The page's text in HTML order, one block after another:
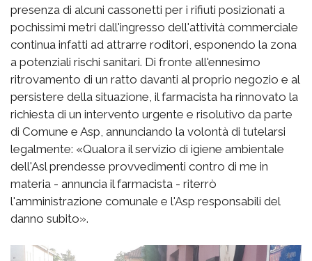
presenza di alcuni cassonetti per i rifiuti posizionati a
pochissimi metri dall'ingresso dell'attività commerciale
continua infatti ad attrarre roditori, esponendo la zona
a potenziali rischi sanitari. Di fronte all'ennesimo
ritrovamento di un ratto davanti al proprio negozio e al
persistere della situazione, il farmacista ha rinnovato la
richiesta di un intervento urgente e risolutivo da parte
di Comune e Asp, annunciando la volontà di tutelarsi
legalmente: «Qualora il servizio di igiene ambientale
dell'Asl prendesse provvedimenti contro di me in
materia - annuncia il farmacista - riterrò
l'amministrazione comunale e l'Asp responsabili del
danno subito».